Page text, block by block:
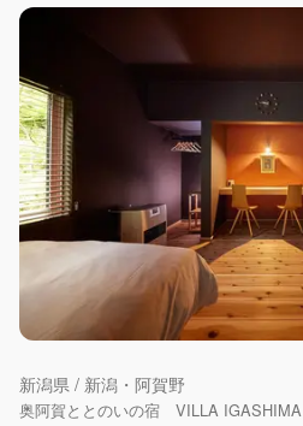
新潟県 / 新潟・阿賀野
奥阿賀ととのいの宿 VILLA IGASHIMA